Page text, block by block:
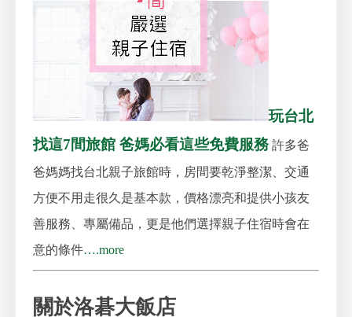
玩台北
找這7間旅館 爸媽必看這些免費服務 許多爸
爸媽媽找台北親子旅館時，房間要乾淨整潔、交通
方便不用走很久是基本款，價格漂亮和提供小孩友
善服務、專屬備品，更是他們選擇親子住宿時會在
意的條件….more
關於洛碁大飯店